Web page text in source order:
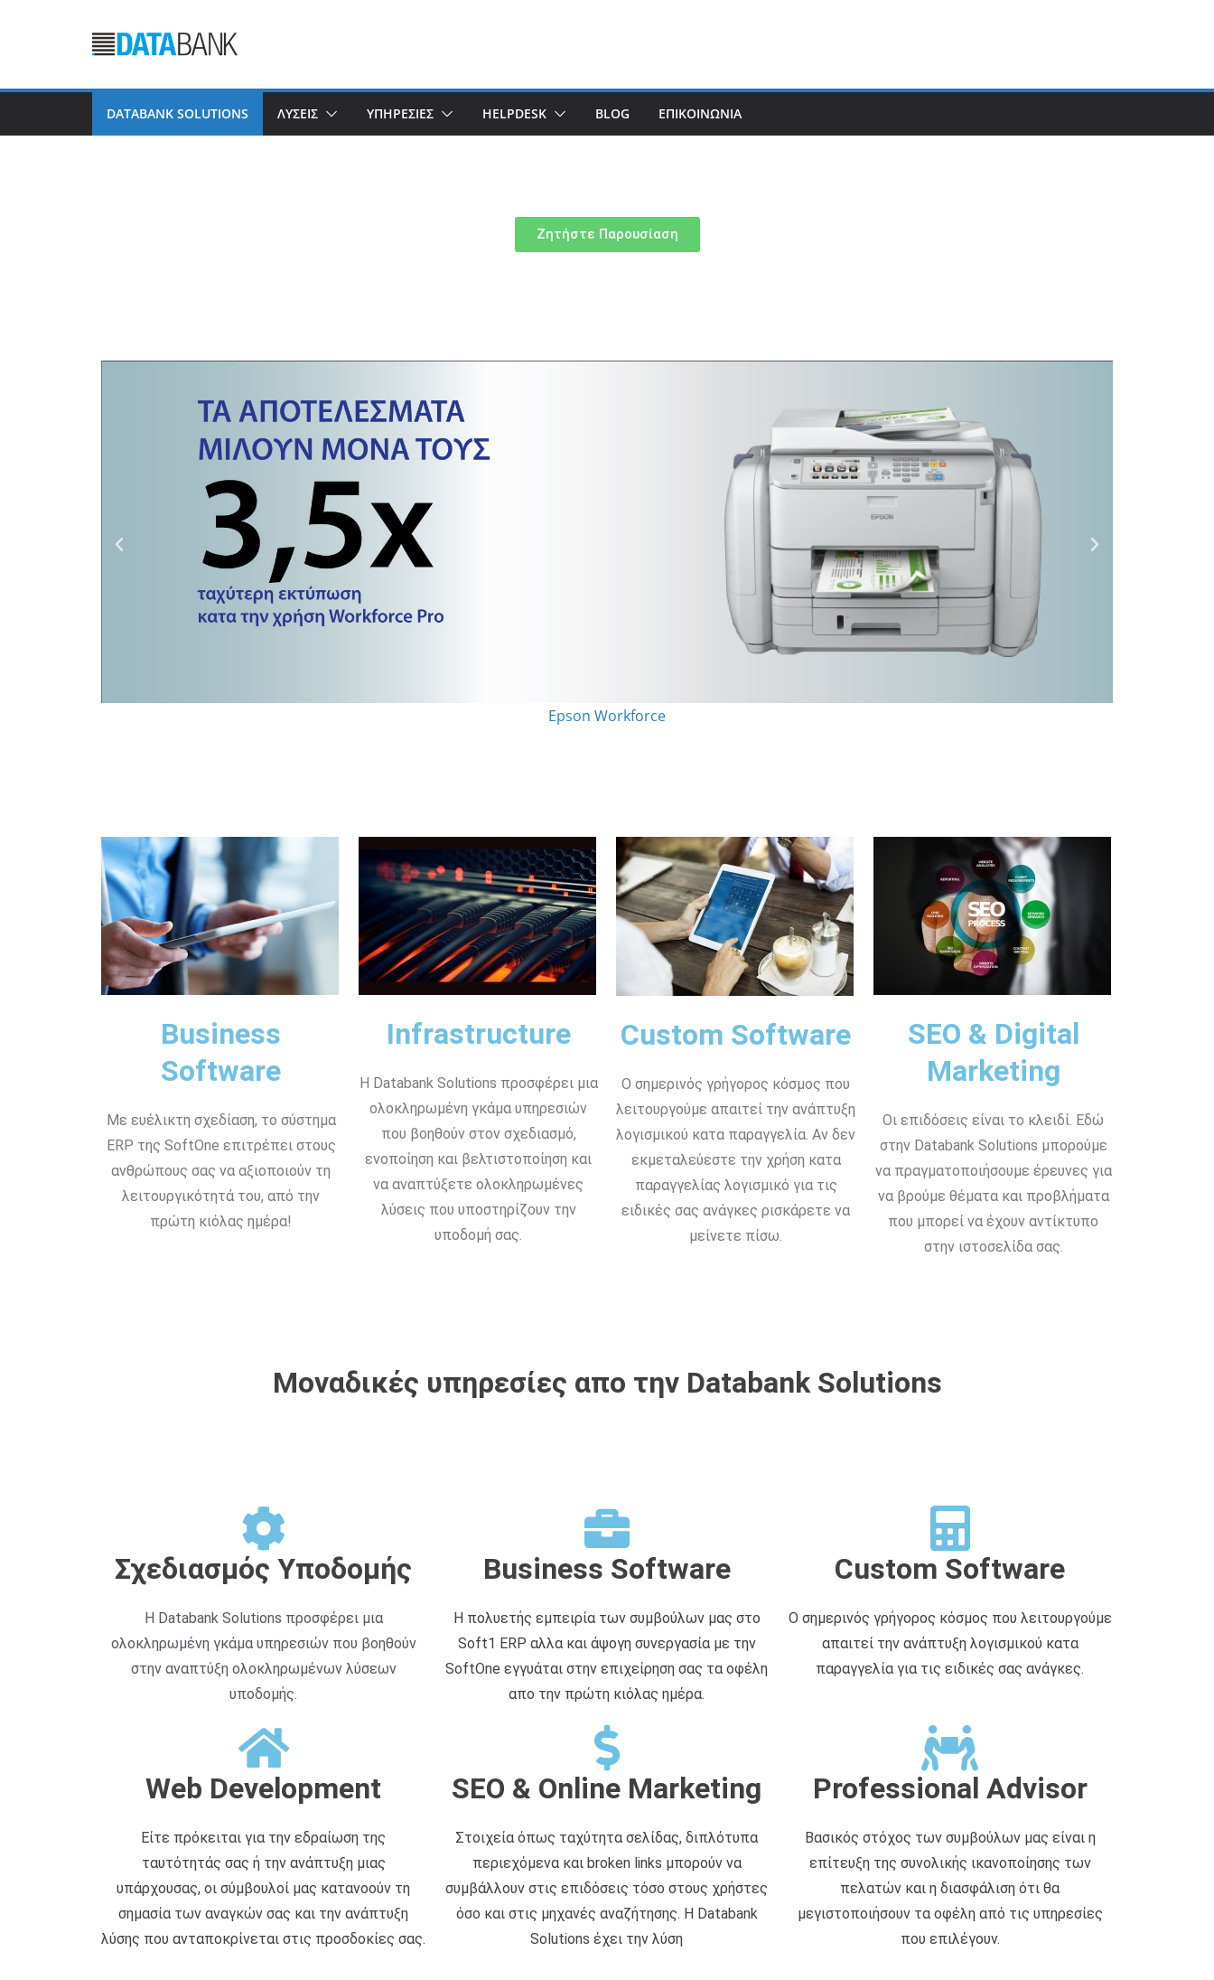
DATABANK SOLUTIONS ΛΥΣΕΙΣ ΥΠΗΡΕΣΙΕΣ HELPDESK BLOG ΕΠΙΚΟΙΝΩΝΙΑ
Ζητήστε Παρουσίαση
Epson Workforce
Business
Software
Με ευέλικτη σχεδίαση, το σύστημα
ERP της SoftOne επιτρέπει στους
ανθρώπους σας να αξιοποιούν τη
λειτουργικότητά του, από την
πρώτη κιόλας ημέρα!
Infrastructure
Η Databank Solutions προσφέρει μια
ολοκληρωμένη γκάμα υπηρεσιών
που βοηθούν στον σχεδιασμό,
ενοποίηση και βελτιστοποίηση και
να αναπτύξετε ολοκληρωμένες
λύσεις που υποστηρίζουν την
υποδομή σας.
Custom Software
Ο σημερινός γρήγορος κόσμος που
λειτουργούμε απαιτεί την ανάπτυξη
λογισμικού κατα παραγγελία. Αν δεν
εκμεταλεύεστε την χρήση κατα
παραγγελίας λογισμικό για τις
ειδικές σας ανάγκες ρισκάρετε να
μείνετε πίσω.
SEO & Digital
Marketing
Οι επιδόσεις είναι το κλειδί. Εδώ
στην Databank Solutions μπορούμε
να πραγματοποιήσουμε έρευνες για
να βρούμε θέματα και προβλήματα
που μπορεί να έχουν αντίκτυπο
στην ιστοσελίδα σας.
Μοναδικές υπηρεσίες απο την Databank Solutions
Σχεδιασμός Υποδομής
Η Databank Solutions προσφέρει μια
ολοκληρωμένη γκάμα υπηρεσιών που βοηθούν
στην αναπτύξη ολοκληρωμένων λύσεων
υποδομής.
Business Software
Η πολυετής εμπειρία των συμβούλων μας στο
Soft1 ERP αλλα και άψογη συνεργασία με την
SoftOne εγγυάται στην επιχείρηση σας τα οφέλη
απο την πρώτη κιόλας ημέρα.
Custom Software
Ο σημερινός γρήγορος κόσμος που λειτουργούμε
απαιτεί την ανάπτυξη λογισμικού κατα
παραγγελία για τις ειδικές σας ανάγκες.
Web Development
Είτε πρόκειται για την εδραίωση της
ταυτότητάς σας ή την ανάπτυξη μιας
υπάρχουσας, οι σύμβουλοί μας κατανοούν τη
σημασία των αναγκών σας και την ανάπτυξη
λύσης που ανταποκρίνεται στις προσδοκίες σας.
SEO & Online Marketing
Στοιχεία όπως ταχύτητα σελίδας, διπλότυπα
περιεχόμενα και broken links μπορούν να
συμβάλλουν στις επιδόσεις τόσο στους χρήστες
όσο και στις μηχανές αναζήτησης. Η Databank
Solutions έχει την λύση
Professional Advisor
Βασικός στόχος των συμβούλων μας είναι η
επίτευξη της συνολικής ικανοποίησης των
πελατών και η διασφάλιση ότι θα
μεγιστοποιήσουν τα οφέλη από τις υπηρεσίες
που επιλέγουν.